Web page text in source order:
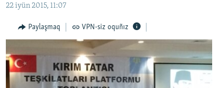
İNSAN AQLARI
VİDEO
BLOGLAR
FİKİR
22 iyün 2015, 11:07
Paylaşmaq VPN-siz oquñız